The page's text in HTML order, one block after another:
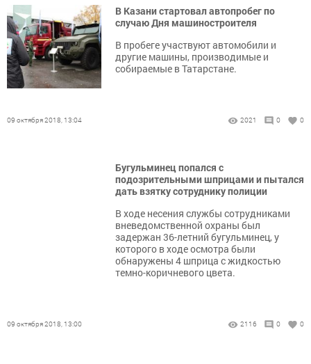
В Казани стартовал автопробег по
случаю Дня машиностроителя
В пробеге участвуют автомобили и
другие машины, производимые и
собираемые в Татарстане.
09 октября 2018, 13:04 2021 0 0
Бугульминец попался с
подозрительными шприцами и пытался
дать взятку сотруднику полиции
В ходе несения службы сотрудниками
вневедомственной охраны был
задержан 36-летний бугульминец, у
которого в ходе осмотра были
обнаружены 4 шприца с жидкостью
темно-коричневого цвета.
09 октября 2018, 13:00 2116 0 0